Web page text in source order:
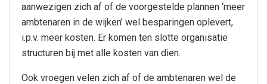
aanwezigen zich af of de voorgestelde plannen ‘meer
ambtenaren in de wijken’ wel besparingen oplevert,
i.p.v. meer kosten. Er komen ten slotte organisatie
structuren bij met alle kosten van dien.
Ook vroegen velen zich af of de ambtenaren wel de